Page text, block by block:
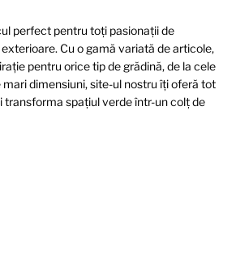
perfect pentru toți pasionații de
Cu o gamă variată de articole,
pentru orice tip de grădină, de la cele
mari dimensiuni, site-ul nostru îți oferă tot
transforma spațiul verde într-un colț de